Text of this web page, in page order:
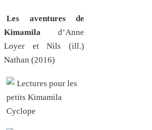
Les aventures de
Kimamila d’Anne
Loyer et Nils (ill.)
Nathan (2016)